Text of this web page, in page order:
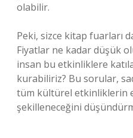
olabilir.
Peki, sizce kitap fuarları
Fiyatlar ne kadar düşük
insan bu etkinliklere
kurabiliriz? Bu sorular,
tüm kültürel etkinliklerin
şekilleneceğini